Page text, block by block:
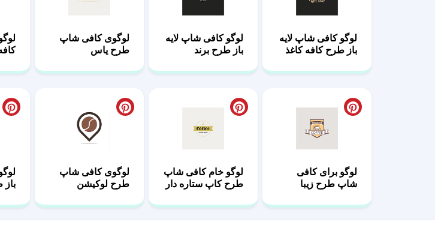
لوگو کافی شاپ لایه
باز طرح کافه کاغذ
لوگو کافی شاپ لایه
باز طرح برند
لوگوی کافی شاپ
طرح یاس
لوگو برای کافی
شاپ طرح زیبا
لوگو خام کافی شاپ
طرح کاپ ستاره دار
لوگوی کافی شاپ
طرح لوکیشن